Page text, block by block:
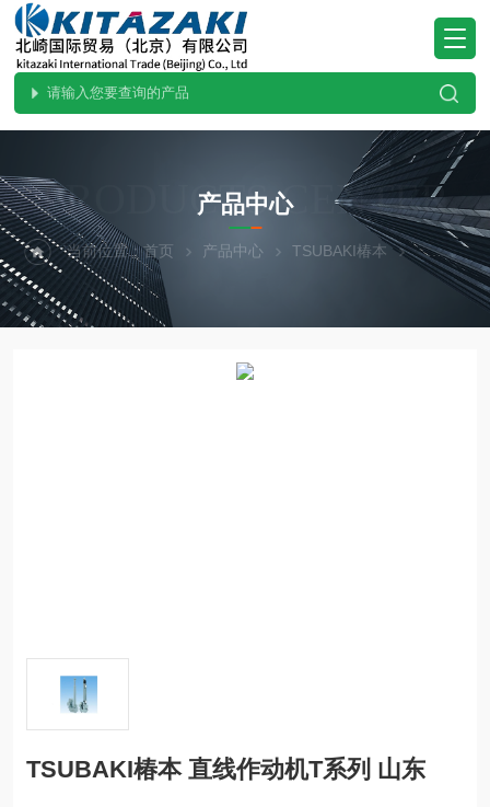
PRODUCTS CENTER
产品中心
当前位置：首页 产品中心 TSUBAKI椿本 直线作动
TSUBAKI椿本 直线作动机T系列 山东